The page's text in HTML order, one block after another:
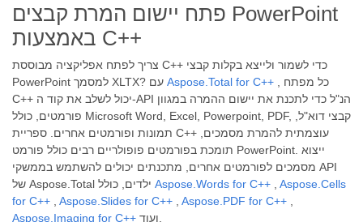
פתח יישום המרת קבצים PowerPoint
באמצעות C++
צריך לפתח אפליקציה מבוססת C++ כדי לשמור ולייצא בקלות קבצי
Aspose.Total for C++
C++ יכול לשלב את קוד ה-API הנ"ל כדי לתכנת את יישום ההמרה במגוון
פורמטים, כולל Microsoft Word, Excel, Powerpoint, PDF, קבצי דוא"ל,
תמונות ופורמטים אחרים. ספריית C++ עוצמתית להמרת מסמכים,
תומכת בפורמטים פופולריים רבים כולל פורמט PowerPoint. ייצוא
מסמכים לפורמטים אחרים, מתכנתים יכולים להשתמש בממשקי API
Aspose.Words for C++
Aspose.Cells
for C++
Aspose.Slides for C++ Aspose.PDF for C++
Aspose.Imaging for C++